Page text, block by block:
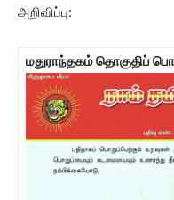
அறிவிப்பு:
மதுராந்தகம் தொகுதிப்